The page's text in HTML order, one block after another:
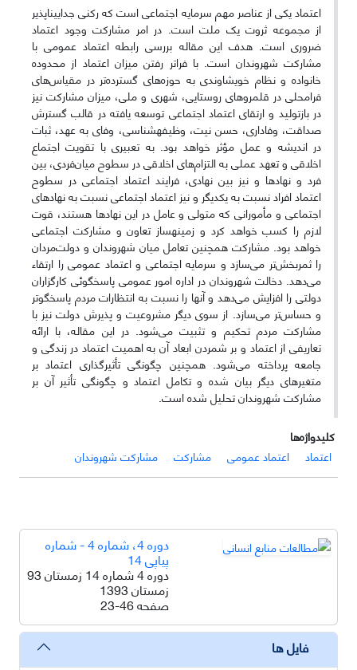
اعتماد یکی از عناصر مهم سرمایه اجتماعی است که رکنی جدایی­ناپذیر
از مجموعه ثروت یک ملت است. در امر مشارکت وجود اعتماد
ضروری است. هدف این مقاله بررسی رابطه اعتماد عمومی با
مشارکت شهروندان است. با فراتر رفتن میزان اعتماد از محدوده
خانواده و نظام خویشاوندی به حوزه‌های گسترده‌تر در مقیاس‌های
فرامحلی در قلمروهای روستایی، شهری و ملی، میزان مشارکت نیز
در بازتولید و ارتقای اعتماد اجتماعی توسعه یافته در قالب گسترش
صداقت، وفاداری، حسن نیت، وظیفه­شناسی، وفای به عهد، ثبات
در اندیشه و عمل مؤثر خواهد بود. به تعبیری با تقویت اجتماع
اخلاقی و تعهد عملی به التزام‌های اخلاقی در سطوح میان‌فردی، بین
فرد و نهادها و نیز بین نهادی، فرایند اعتماد اجتماعی در سطوح
اعتماد افراد نسبت به یکدیگر و نیز اعتماد اجتماعی نسبت به نهادهای
اجتماعی و مأمورانی که متولی و عامل در این نهادها هستند، قوت
لازم را کسب خواهد کرد و زمینه­ساز تعاون و مشارکت اجتماعی
خواهد بود. مشارکت همچنین تعامل میان شهروندان و دولت‌مردان
را ثمربخش‌تر می‌سازد و سرمایه اجتماعی و اعتماد عمومی را ارتقاء
می‌دهد. دخالت شهروندان در اداره امور عمومی پاسخگوئی کارگزاران
دولتی را افزایش می‌دهد و آنها را نسبت به انتظارات مردم پاسخگوتر
و حساس‌تر می‌سازد. از سوی دیگر مشروعیت و پذیرش دولت نیز با
مشارکت مردم تحکیم و تثبیت می‌شود. در این مقاله، با ارائه
تعاریفی از اعتماد و بر شمردن ابعاد آن به اهمیت اعتماد در زندگی و
جامعه پرداخته می‌شود. همچنین چگونگی تأثیرگذاری اعتماد بر
متغیرهای دیگر بیان شده و تکامل اعتماد و چگونگی تأثیر آن بر
مشارکت شهروندان تحلیل شده است.
کلیدواژه‌ها
اعتماد
اعتماد عمومی مشارکت مشارکت شهروندان
دوره 4، شماره 4 - شماره
پیاپی 14
دوره 4 شماره 14 زمستان 93
زمستان 1393
صفحه23-46
فایل ها